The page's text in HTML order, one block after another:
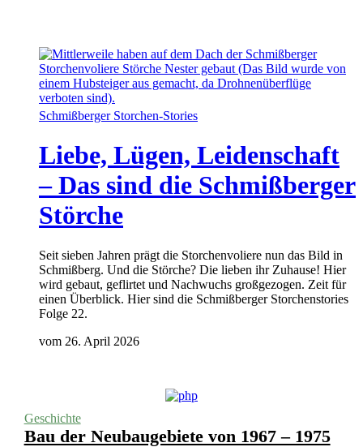
Schmißberger Storchen-Stories
Liebe, Lügen, Leidenschaft
– Das sind die Schmißberger
Störche
Seit sieben Jahren prägt die Storchenvoliere nun das Bild in
Schmißberg. Und die Störche? Die lieben ihr Zuhause! Hier
wird gebaut, geflirtet und Nachwuchs großgezogen. Zeit für
einen Überblick. Hier sind die Schmißberger Storchenstories
Folge 22.
vom 26. April 2026
Geschichte
Bau der Neubaugebiete von 1967 – 1975